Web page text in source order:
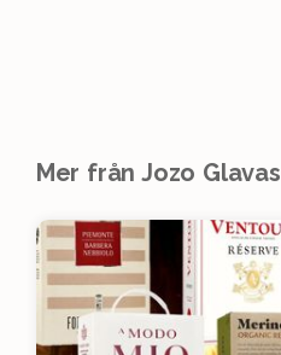
Mer från Jozo Glavas